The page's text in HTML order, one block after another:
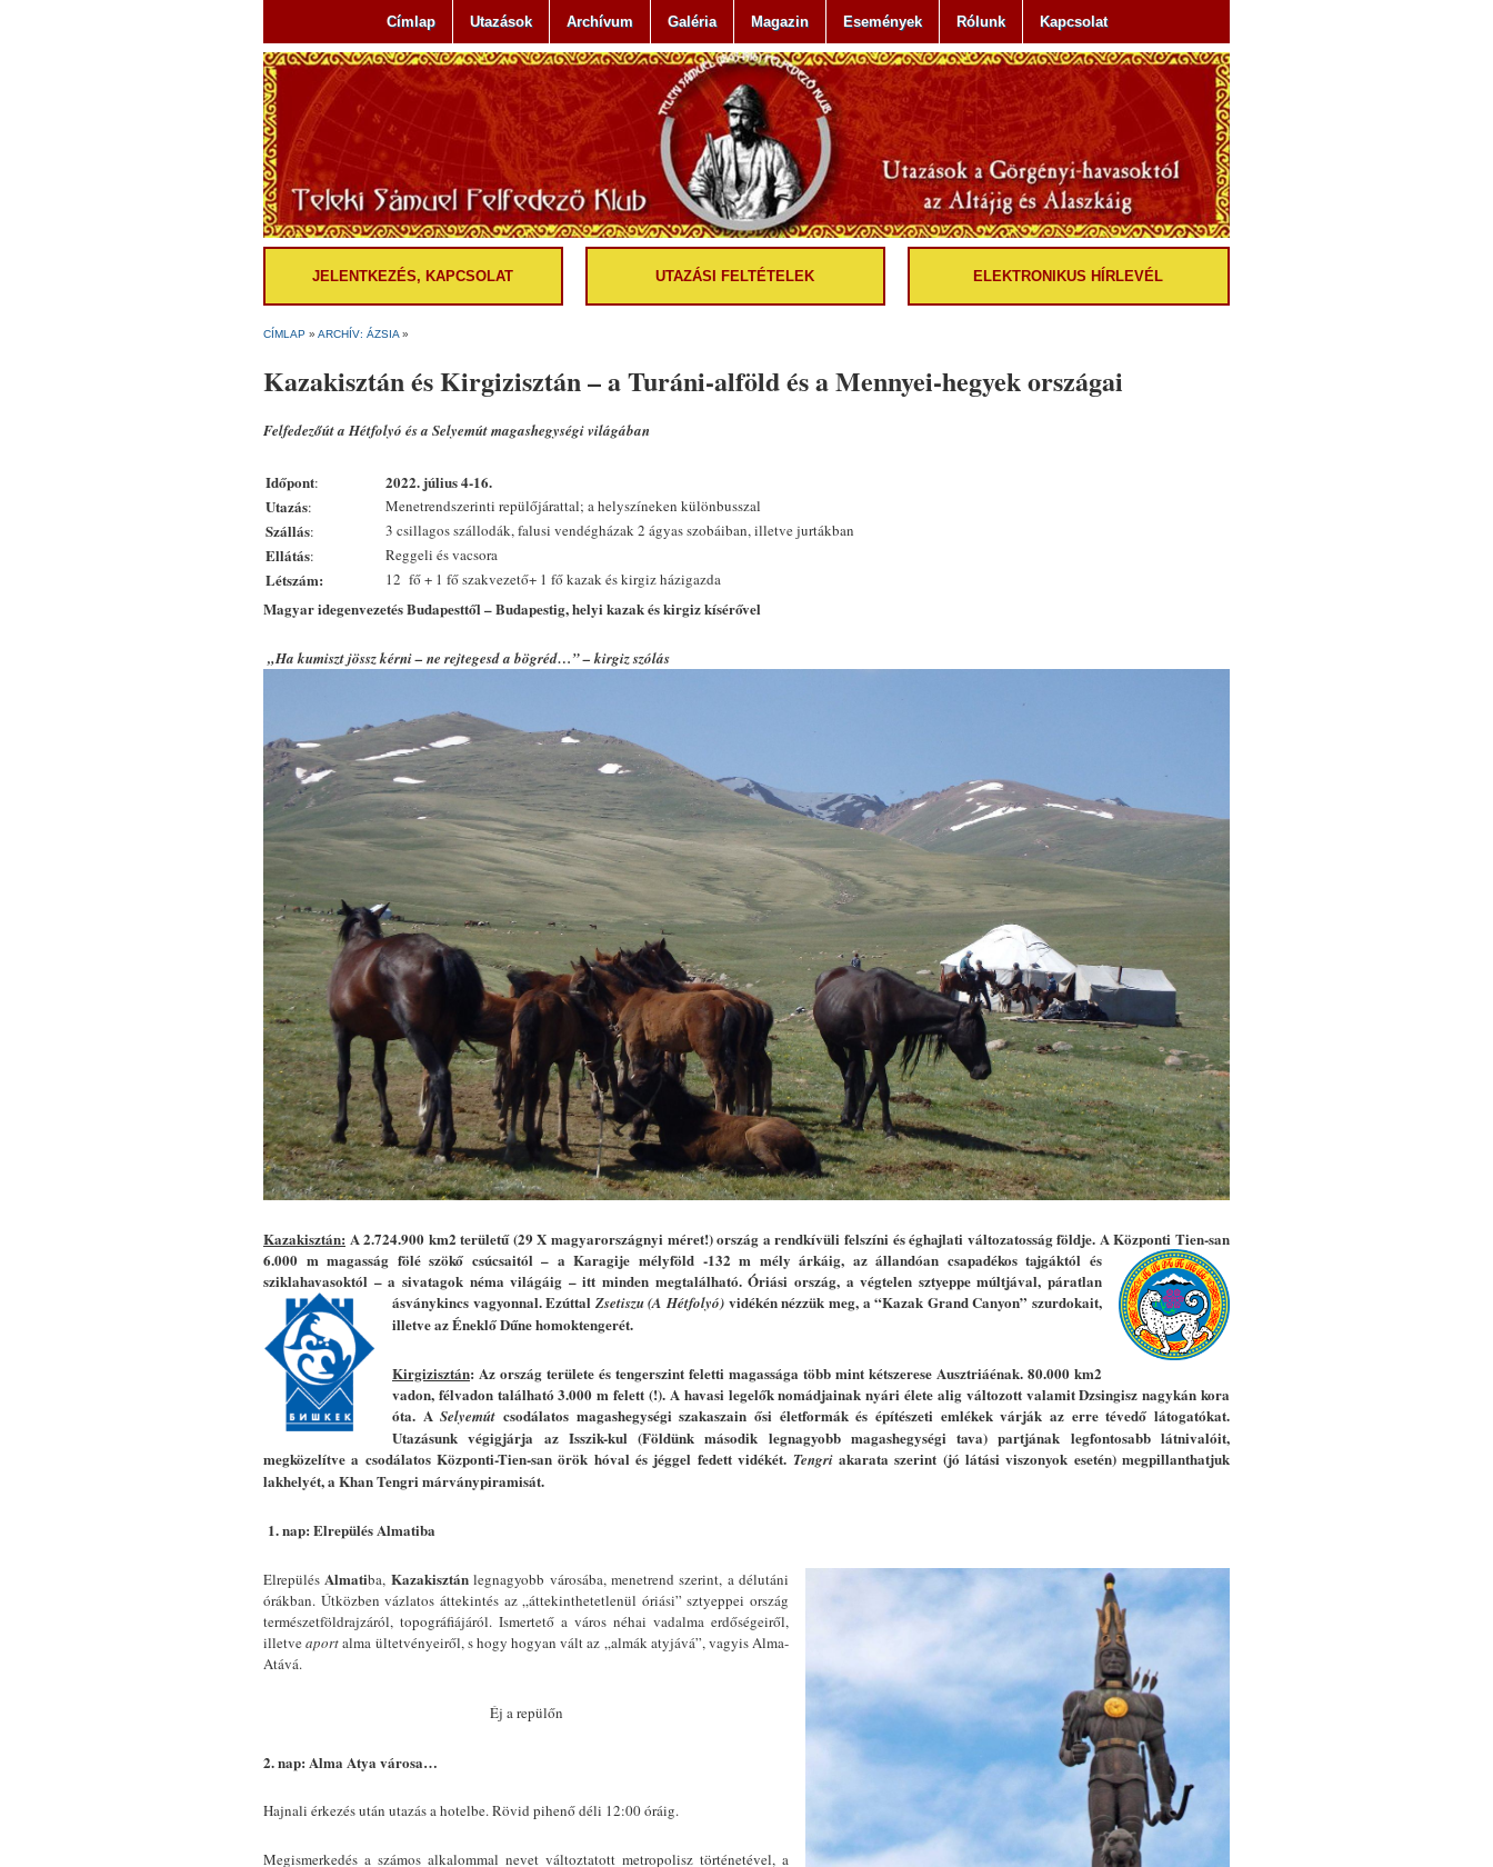
Címlap Utazások Archívum Galéria Magazin Események Rólunk Kapcsolat
JELENTKEZÉS, KAPCSOLAT UTAZÁSI FELTÉTELEK ELEKTRONIKUS HÍRLEVÉL
CÍMLAP » ARCHÍV: ÁZSIA »
Kazakisztán és Kirgizisztán – a Turáni-alföld és a Mennyei-hegyek országai
Felfedezőút a Hétfolyó és a Selyemút magashegységi világában
Időpont:
2022. július 4-16.
Utazás: Menetrendszerinti repülőjárattal; a helyszíneken különbusszal
Szállás: 3 csillagos szállodák, falusi vendégházak 2 ágyas szobáiban, illetve jurtákban
Ellátás: Reggeli és vacsora
Létszám: 12 fő + 1 fő szakvezető+ 1 fő kazak és kirgiz házigazda
Magyar idegenvezetés Budapesttől – Budapestig,helyi kazak és kirgiz kísérővel
„Ha kumiszt jössz kérni – ne rejtegesd a bögréd…” – kirgiz szólás
Kazakisztán: A 2.724.900 km2 területű (29 X magyarországnyi méret!) ország a rendkívüli felszíni és éghajlati változatosság földje. A Központi Tien-san
6.000 m magasság fölé szökő csúcsaitól – a Karagije mélyföld -132 m mély árkáig, az állandóan csapadékos tajgáktól és
sziklahavasoktól – a sivatagok néma világáig – itt minden megtalálható. Óriási ország, a végtelen sztyeppe múltjával, páratlan
ásványkincs vagyonnal. Ezúttal Zsetiszu (A Hétfolyó) vidékénnézzük meg, a “Kazak Grand Canyon” szurdokait,
illetve az Éneklő Dűne homoktengerét.
Kirgizisztán: Az ország területe és tengerszint feletti magassága több mint kétszerese Ausztriáénak. 80.000 km2
vadon, félvadon található 3.000 m felett (!). A havasi legelők nomádjainak nyári élete alig változott valamit Dzsingisz nagykán kora
óta. ASelyemút csodálatos magashegységi szakaszain ősi életformák és építészeti emlékek várják az erre tévedő látogatókat.
Utazásunk végigjárja az Isszik-kul (Földünk második legnagyobb magashegységi tava) partjának legfontosabb látnivalóit,
megközelítve a csodálatos Központi-Tien-san örök hóval és jéggel fedett vidékét. Tengriakarata szerint (jó látási viszonyok esetén) megpillanthatjuk
lakhelyét, a Khan Tengri márványpiramisát.
1. nap: Elrepülés Almatiba
Elrepülés Almatiba, Kazakisztánlegnagyobb városába, menetrend szerint, a délutáni
órákban. Útközben vázlatos áttekintés az „áttekinthetetlenül óriási” sztyeppei ország
természetföldrajzáról, topográfiájáról. Ismertető a város néhai vadalma erdőségeiről,
illetveaportalma ültetvényeiről, s hogy hogyan vált az „almák atyjává”, vagyis Alma-
Atává.
Éj a repülőn
2. nap: Alma Atya városa…
Hajnali érkezés után utazás a hotelbe. Rövid pihenő déli 12:00 óráig.
Megismerkedés a számos alkalommal nevet változtatott metropolisz történetével, a